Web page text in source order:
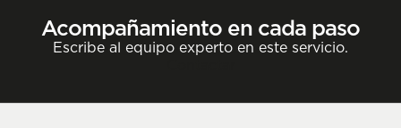
Acompañamiento en cada paso
Escribe al equipo experto en este servicio.